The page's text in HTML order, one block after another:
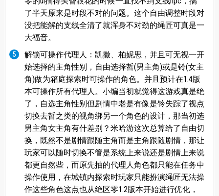
了半天原来是时段不对的问题。这个自由调整时段对
没把能解的支线全清了就浑身不对劲的绳匠可真是一
大福音。
解锁可操作代理人：凯撒、柏妮思，并且可无视一开
始选择的主角性别，自由选择哲(男主角)或是铃(女主
角)做为箱庭探索时可操作的角色。并且预计在1.4版
本可操作所有代理人。小编当初就觉得这游戏真是绝
了，自选主角性别但剧情中老是有像是铃失踪了视点
切换去哲之类的视角绑另一个角色的设计，那当初选
男主角女主角有什差别？米哈游这次总算给了自由切
换，既然不是剧情跟随主角而是主角跟随剧情，那让
玩家可以随时切换不管是系统上来说还是剧情上来说
都更自然些，而原先抽的代理人角色都只能在任务中
操作使用，在城镇内探索时玩家只能扮演绳匠无法操
作这些角色这点也从绝区零1.2版本开始进行优化，